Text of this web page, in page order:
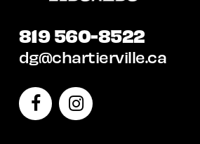
819 560-8522
dg@chartierville.ca